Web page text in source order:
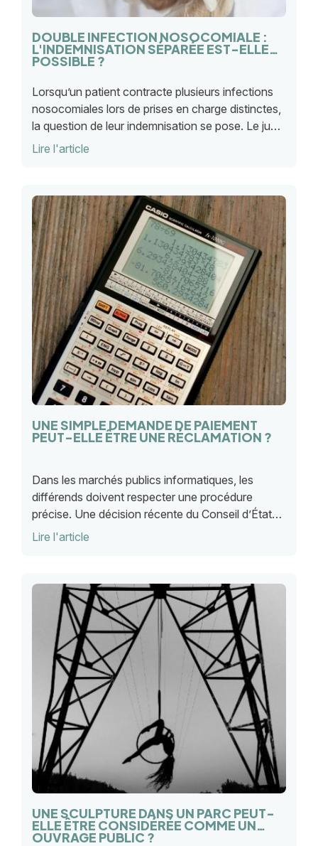
DOUBLE INFECTION NOSOCOMIALE :
L'INDEMNISATION SÉPARÉE EST-ELLE
POSSIBLE ?
Lorsqu’un patient contracte plusieurs infections
nosocomiales lors de prises en charge distinctes,
la question de leur indemnisation se pose. Le juge
administratif précise dans quels cas chaque
Lire l'article
UNE SIMPLE DEMANDE DE PAIEMENT
PEUT-ELLE ÊTRE UNE RÉCLAMATION ?
Dans les marchés publics informatiques, les
différends doivent respecter une procédure
précise. Une décision récente du Conseil d’État
rappelle qu’une simple demande de paiement ne
Lire l'article
UNE SCULPTURE DANS UN PARC PEUT-
ELLE ÊTRE CONSIDÉRÉE COMME UN
OUVRAGE PUBLIC ?